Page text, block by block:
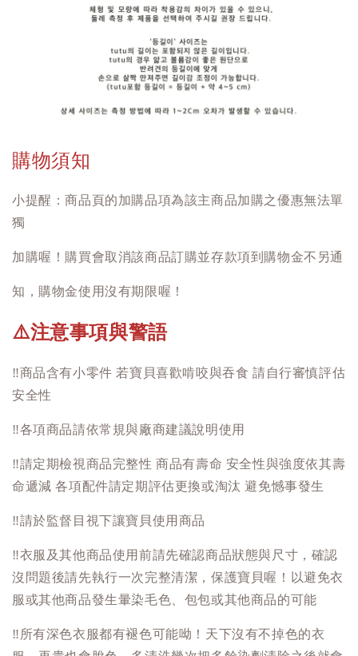
購物須知
小提醒：商品頁的加購品項為該主商品加購之優惠無法單
獨
加購喔！購買會取消該商品訂購並存款項到購物金不另通
知，購物金使用沒有期限喔！
⚠️注意事項與警語
‼️商品含有小零件 若寶貝喜歡啃咬與吞食 請自行審慎評估
安全性
‼️各項商品請依常規與廠商建議說明使用
‼️請定期檢視商品完整性 商品有壽命 安全性與強度依其壽
命遞減 各項配件請定期評估更換或淘汰 避免憾事發生
‼️請於監督目視下讓寶貝使用商品
‼️衣服及其他商品使用前請先確認商品狀態與尺寸，確認
沒問題後請先執行一次完整清潔，保護寶貝喔！以避免衣
服或其他商品發生暈染毛色、包包或其他商品的可能
‼️ 所有深色衣服都有褪色可能呦！天下沒有不掉色的衣